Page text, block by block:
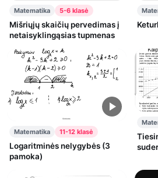
Matematika 5-6 klasė
Mišriųjų skaičių pervedimas į
netaisyklingąsias tupmenas
Matematika 11-12 klasė
Logaritminės nelygybės (3
pamoka)